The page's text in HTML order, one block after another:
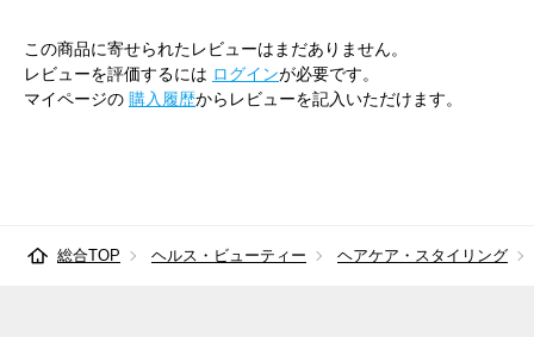
この商品に寄せられたレビューはまだありません。
レビューを評価するには ログインが必要です。
マイページの 購入履歴からレビューを記入いただけます。
総合TOP ヘルス・ビューティー ヘアケア・スタイリング